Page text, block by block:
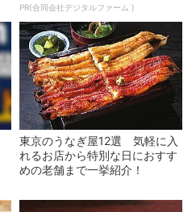
PR(合同会社デジタルファーム )
東京のうなぎ屋12選 気軽に入
れるお店から特別な日におすす
めの老舗まで一挙紹介！